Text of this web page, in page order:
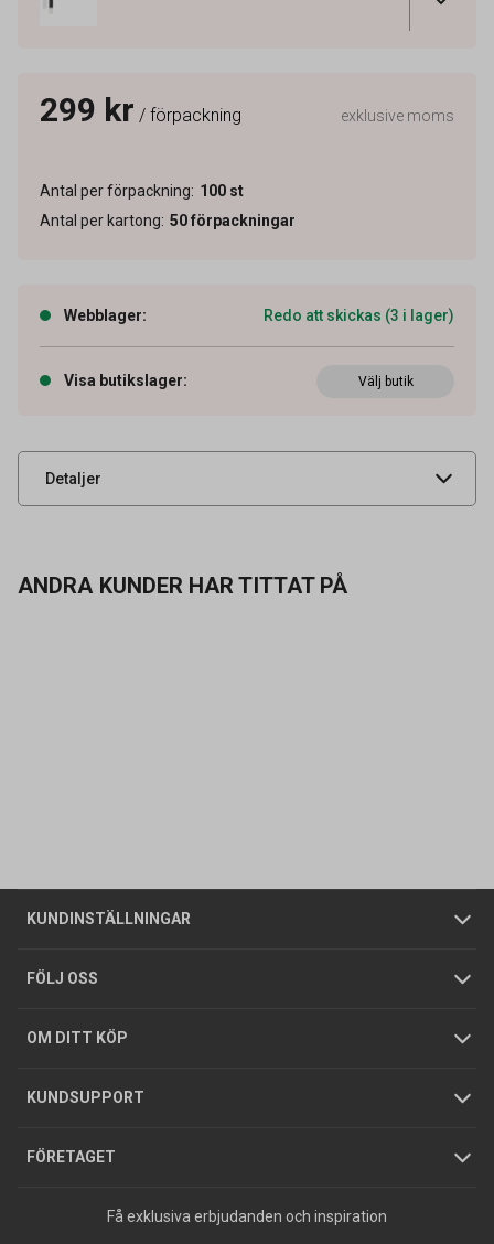
299 kr / förpackning exklusive moms
Antal per förpackning: 100 st
Antal per kartong: 50förpackningar
Webblager: Redo att skickas (3 i lager)
Visa butikslager: Välj butik
Detaljer
UNSPSC 53131600
ANDRA KUNDER HAR TITTAT PÅ
KUNDINSTÄLLNINGAR
Företagskund / Privatkund
FÖLJ OSS
OM DITT KÖP
Allmänna försäljningsvillkor
Integritetspolicy
GDPR
KUNDSUPPORT
Butiker
Foldrar och kataloger
Köpguider
Varumärken
FÖRETAGET
Om oss
Tjänster
Hållbarhet
Jobba hos oss
Press
Få exklusiva erbjudanden och inspiration